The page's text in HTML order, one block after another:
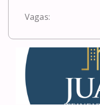
Vagas: